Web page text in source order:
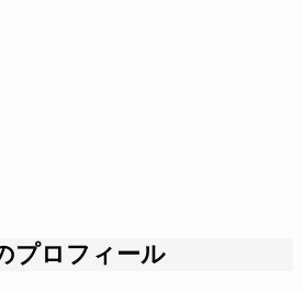
プロフィール